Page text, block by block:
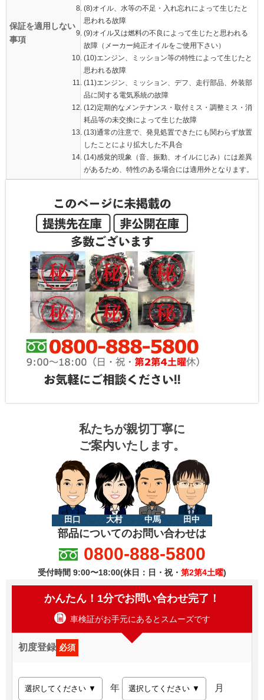
保証を適用しない
事項
(8)オイル、水等の不足・入れ忘れによって生じたと
思われる故障
(9)オイル又は燃料の不良によって生じたと思われる
故障（メーカー純正オイルをご使用下さい）
(10)エンジン、ミッション等の特性によって生じたと
思われる故障
(11)エンジン、ミッション、デフ、走行部品、外装部
品に関する電気系統の故障
(12)定期的なメンテナンス・取付ミス・調整ミス・消
耗品等の未交換によって生じた故障
(13)通常の注意で、発見処置できたにも関わらず放置
したことにより拡大した不具合
(14)感覚的現象（音、振動、オイルにじみ）には差異
があるため、特性のある場合には適用外となります。
私たちが親切丁寧に
ご案内いたします。
田口 大村 中馬 田中
部品についてのお問い合わせは
0800-888-5800
受付時間 9:00〜18:00(休日：日・祝・ 第2第4土曜)
かんたん！1分でお問い合わせ完了！
車検証がお手元にあるとスムーズです
初度登録 必須
年 月